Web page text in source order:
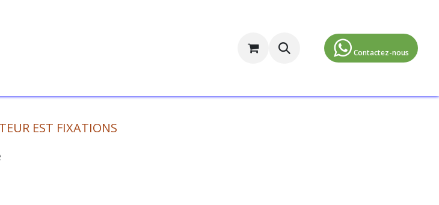
Formulaire d'inscription ​​​​​​​​Contactez-nous​
EST FIXATIONS